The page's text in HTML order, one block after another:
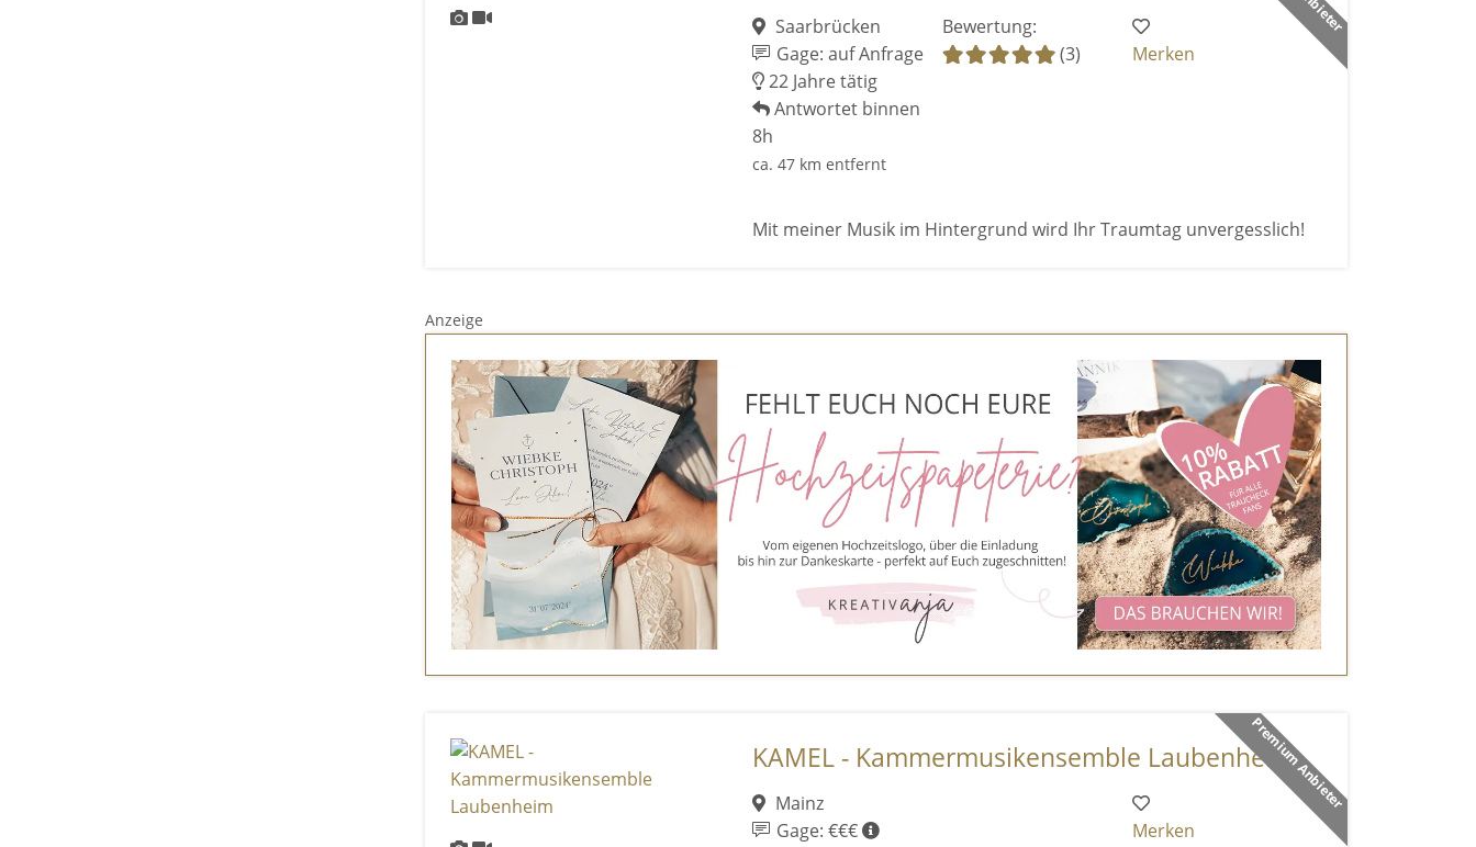
Saarbrücken
Gage: auf Anfrage
22 Jahre tätig
Antwortet binnen
8h
ca. 47 km entfernt
Bewertung:
(3)
Merken
Mit meiner Musik im Hintergrund wird Ihr Traumtag unvergesslich!
Anzeige
Premium Anbieter
KAMEL - Kammermusikensemble Laubenhei ...
Mainz
Gage: €€€
Merken